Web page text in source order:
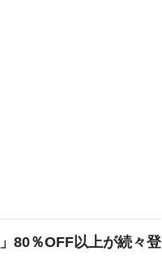
80％OFF以上が続々登